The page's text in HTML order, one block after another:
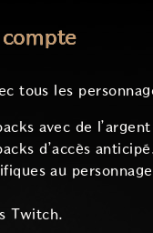
compte
tous les
avec de
d’accès
au
Twitch.